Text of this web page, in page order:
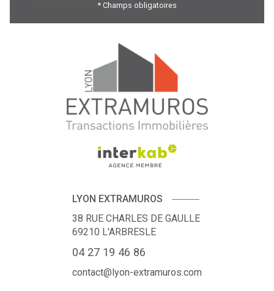
* Champs obligatoires
LYON EXTRAMUROS
38 RUE CHARLES DE GAULLE
69210 L'ARBRESLE
04 27 19 46 86
contact@lyon-extramuros.com